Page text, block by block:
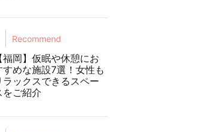
Recommend
【福岡】仮眠や休憩にお
すめな施設7選！女性も
ラックスできるスペー
をご紹介